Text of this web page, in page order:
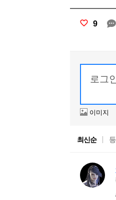
9
이미지
최신순